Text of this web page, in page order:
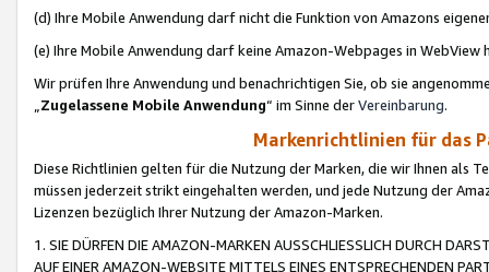
(d) Ihre Mobile Anwendung darf nicht die Funktion von Amazons
(e) Ihre Mobile Anwendung darf keine Amazon-Webpages in WebView
Wir prüfen Ihre Anwendung und benachrichtigen Sie, ob sie
„Zugelassene Mobile Anwendung“ im Sinne derVereinbarung.
Markenrichtlinien für das
Diese Richtlinien gelten für die Nutzung der Marken, die wir Ihnen als
müssen jederzeit strikt eingehalten werden, und jede Nutzung der
Lizenzen bezüglich Ihrer Nutzung der Amazon-Marken.
1. SIE DÜRFEN DIE AMAZON-MARKEN AUSSCHLIESSLICH DURCH
AUF EINER AMAZON-WEBSITE MITTELS EINES ENTSPRECHENDEN